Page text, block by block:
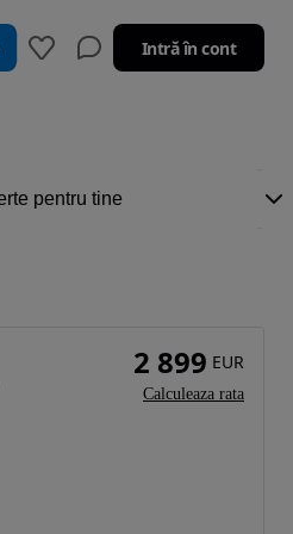
Intră în cont
2 899 EUR
Calculeaza rata